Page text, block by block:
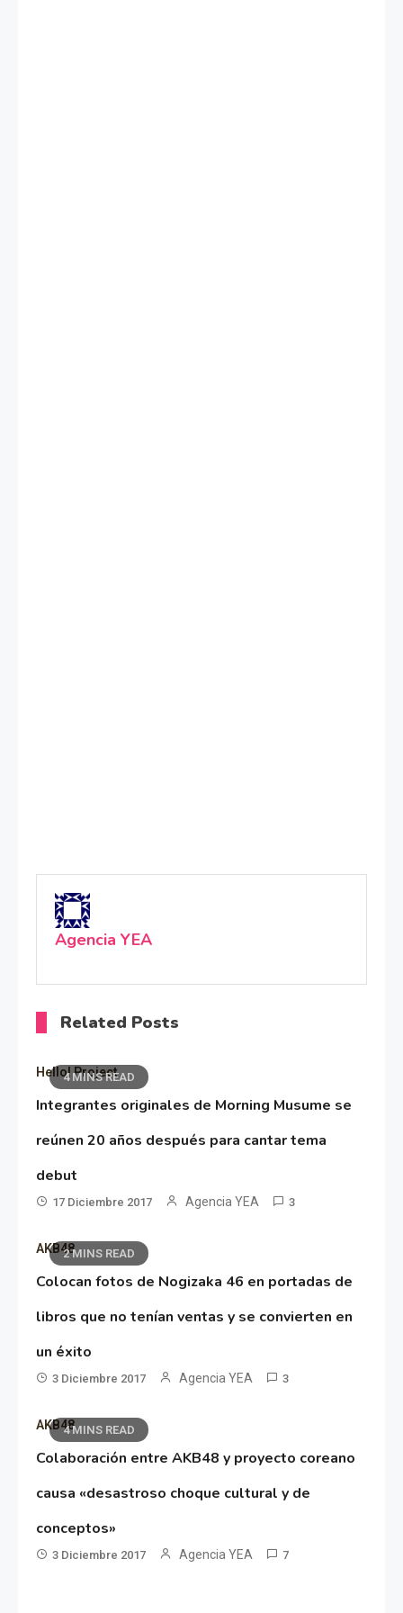
Agencia YEA
Related Posts
4 MINS READ
Hello! Project
Integrantes originales de Morning Musume se
reúnen 20 años después para cantar tema
debut
17 Diciembre 2017 Agencia YEA 3
2 MINS READ
AKB48
Colocan fotos de Nogizaka 46 en portadas de
libros que no tenían ventas y se convierten en
un éxito
3 Diciembre 2017 Agencia YEA 3
4 MINS READ
AKB48
Colaboración entre AKB48 y proyecto coreano
causa «desastroso choque cultural y de
conceptos»
3 Diciembre 2017 Agencia YEA 7